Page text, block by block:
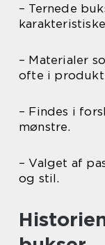
– Ternede
– Materialer
ofte i
– Findes i
mønstre.
– Valget af
og stil.